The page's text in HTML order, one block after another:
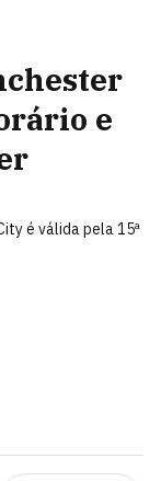
e
é válida pela 15ª